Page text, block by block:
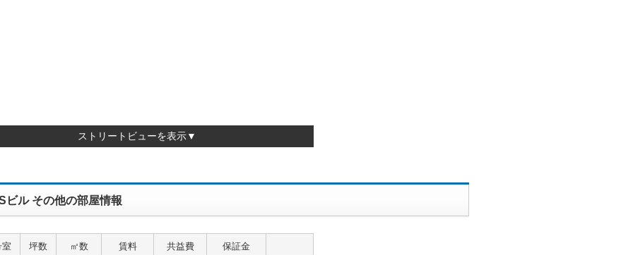
ストリートビューを表示▼
ビル その他の部屋情報
室 坪数 ㎡数 賃料 共益費 保証金